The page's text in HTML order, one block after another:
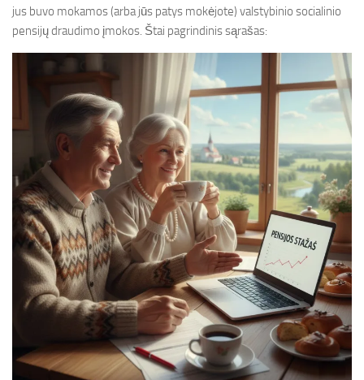
jus buvo mokamos (arba jūs patys mokėjote) valstybinio socialinio
pensijų draudimo įmokos. Štai pagrindinis sąrašas: